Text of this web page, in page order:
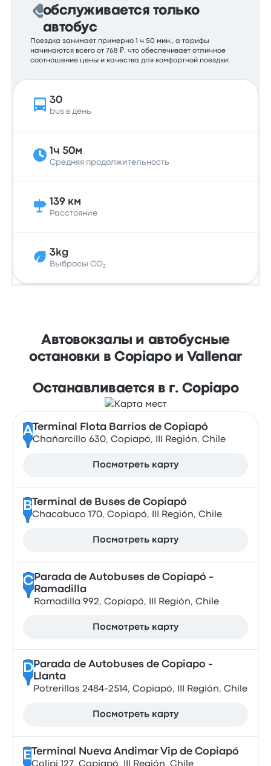
обслуживается только
автобус
Поездка занимает примерно 1 ч 50 мин., а тарифы
начинаются всего от 768 ₽, что обеспечивает отличное
соотношение цены и качества для комфортной поездки.
30
bus в день
1ч 50м
Средняя продолжительность
139 км
Расстояние
3kg
Выбросы CO₂
Автовокзалы и автобусные
остановки в Copiapo и Vallenar
Останавливается в г. Copiapo
A Terminal Flota Barrios de Copiapó
Chañarcillo 630, Copiapó, III Región, Chile
Посмотреть карту
B Terminal de Buses de Copiapó
Chacabuco 170, Copiapó, III Región, Chile
Посмотреть карту
CParada de Autobuses de Copiapó -
Ramadilla
Ramadilla 992, Copiapó, III Región, Chile
Посмотреть карту
DParada de Autobuses de Copiapo -
Llanta
Potrerillos 2484-2514, Copiapó, III Región, Chile
Посмотреть карту
E Terminal Nueva Andimar Vip de Copiapó
Colipi 127, Copiapó, III Región, Chile